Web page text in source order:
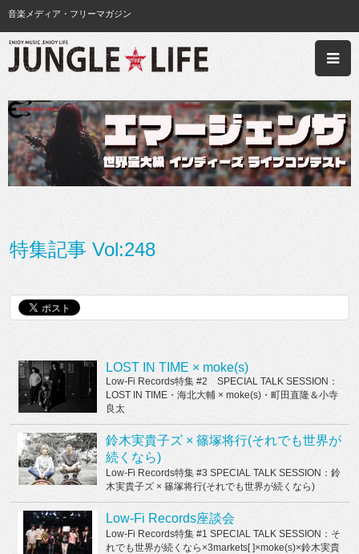
音楽メディア・フリーマガジン
特集記事 Vol:248
LOST IN TIME × moke(s)
Low-Fi Records特集 #2 SPECIAL TALK SESSION：
LOST IN TIME・海北大輔 × moke(s)・町田直隆＆小寺
良太
鈴木実貴子ズ × 篠塚将行(それでも世界が
続くなら)
Low-Fi Records特集 #3 SPECIAL TALK SESSION：鈴
木実貴子ズ × 篠塚将行(それでも世界が続くなら)
Low-Fi Records座談会
Low-Fi Records特集 #1 SPECIAL TALK SESSION：そ
れでも世界が続くなら×3markets[ ]×moke(s)×鈴木実貴